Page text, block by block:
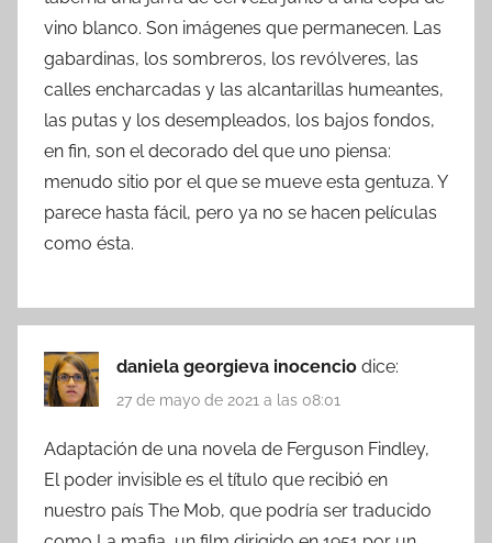
vino blanco. Son imágenes que permanecen. Las
gabardinas, los sombreros, los revólveres, las
calles encharcadas y las alcantarillas humeantes,
las putas y los desempleados, los bajos fondos,
en fin, son el decorado del que uno piensa:
menudo sitio por el que se mueve esta gentuza. Y
parece hasta fácil, pero ya no se hacen películas
como ésta.
daniela georgieva inocencio dice:
27 de mayo de 2021 a las 08:01
Adaptación de una novela de Ferguson Findley,
El poder invisible es el título que recibió en
nuestro país The Mob, que podría ser traducido